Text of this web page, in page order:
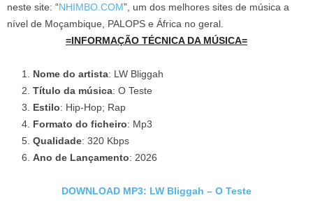
neste site: “NHIMBO.COM”, um dos melhores sites de música a
nível de Moçambique, PALOPS e África no geral.
=INFORMAÇÃO TÉCNICA DA MÚSICA=
Nome do artista: LW Bliggah
Título da música: O Teste
Estilo: Hip-Hop; Rap
Formato do ficheiro: Mp3
Qualidade: 320 Kbps
Ano de Lançamento: 2026
DOWNLOAD MP3: LW Bliggah – O Teste